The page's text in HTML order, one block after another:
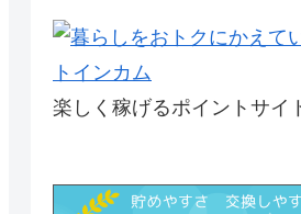
楽しく稼げるポイントサイ